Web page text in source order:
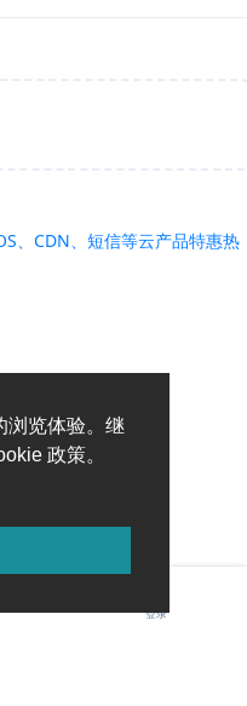
浏览体验。继
政策。
、CDN、短信等云产品特惠热
登录